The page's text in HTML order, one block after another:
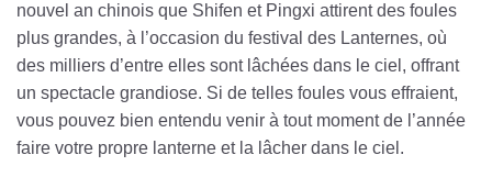
nouvel an chinois que Shifen et Pingxi attirent des foules
plus grandes, à l’occasion du festival des Lanternes, où
des milliers d’entre elles sont lâchées dans le ciel, offrant
un spectacle grandiose. Si de telles foules vous effraient,
vous pouvez bien entendu venir à tout moment de l’année
faire votre propre lanterne et la lâcher dans le ciel.